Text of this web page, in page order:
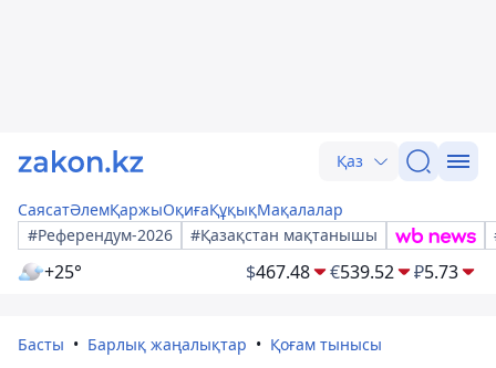
Қаз
СаясатӘлемҚаржыОқиғаҚұқықМақалалар
#Референдум-2026
#Қазақстан мақтанышы
+25° $467.48 €539.52 ₽5.73
Басты Барлық жаңалықтар Қоғам тынысы